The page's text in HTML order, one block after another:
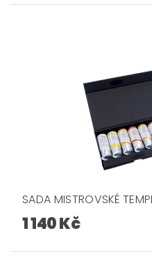
SADA MISTROVSKÉ
1 140 Kč